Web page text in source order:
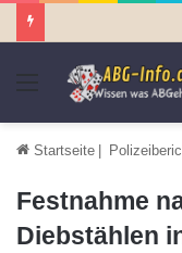
Menü
Startseite |
Festnahme
Diebstählen